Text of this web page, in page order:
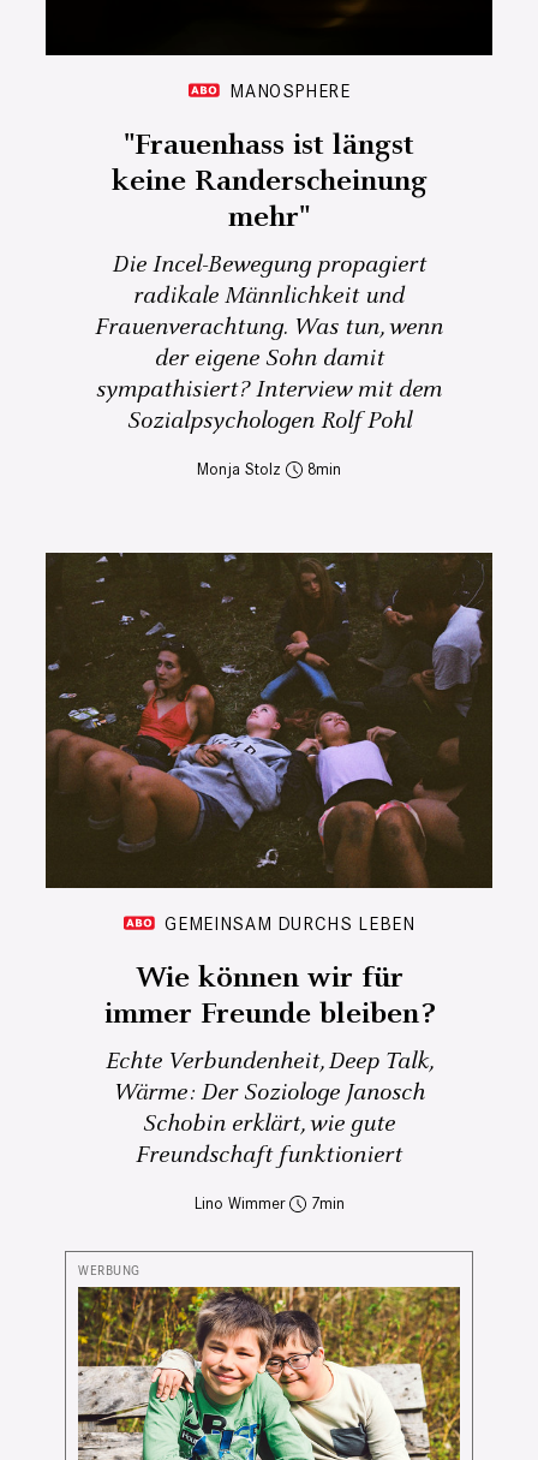
MANOSPHERE
"Frauenhass ist längst
keine Randerscheinung
mehr"
Die Incel-Bewegung propagiert
radikale Männlichkeit und
Frauenverachtung. Was tun, wenn
der eigene Sohn damit
sympathisiert? Interview mit dem
Sozialpsychologen Rolf Pohl
Monja Stolz 8
GEMEINSAM DURCHS LEBEN
Wie können wir für
immer Freunde bleiben?
Echte Verbundenheit, Deep Talk,
Wärme: Der Soziologe Janosch
Schobin erklärt, wie gute
Freundschaft funktioniert
Lino Wimmer 7